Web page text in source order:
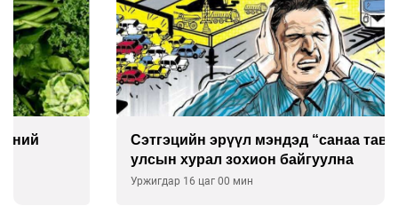
Сэтгэцийн эрүүл мэндэд “санаа тавих” олон
улсын хурал зохион байгуулна
Уржигдар 16 цаг 00 мин